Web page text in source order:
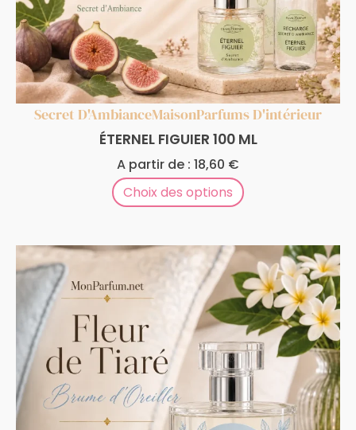
Secret D'AmbianceMaisonParfums D'intérieur
ÉTERNEL FIGUIER 100 ML
A partir de : 18,60 €
Choix des options